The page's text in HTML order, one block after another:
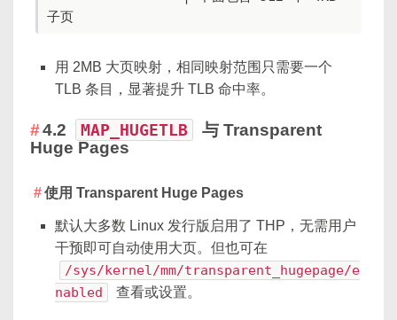
子页
用 2MB 大页映射，相同映射范围只需要一个
TLB 条目，显著提升 TLB 命中率。
4.2 MAP_HUGETLB
与 Transparent
Huge Pages
使用 Transparent Huge Pages
默认大多数 Linux 发行版启用了 THP，无需用户
干预即可自动使用大页。但也可在
/sys/kernel/mm/transparent_hugepage/e
nabled
查看或设置。